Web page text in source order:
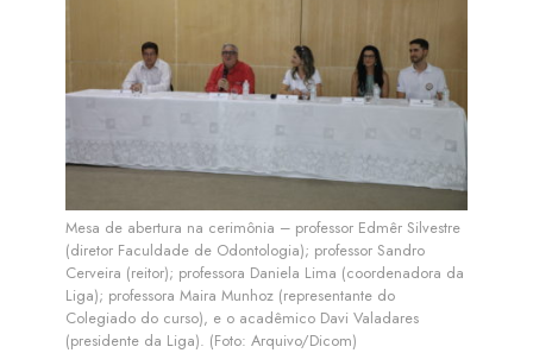
Mesa de abertura na cerimônia – professor Edmêr Silvestre
(diretor Faculdade de Odontologia); professor Sandro
Cerveira (reitor); professora Daniela Lima (coordenadora da
Liga); professora Maira Munhoz (representante do
Colegiado do curso), e o acadêmico Davi Valadares
(presidente da Liga). (Foto: Arquivo/Dicom)